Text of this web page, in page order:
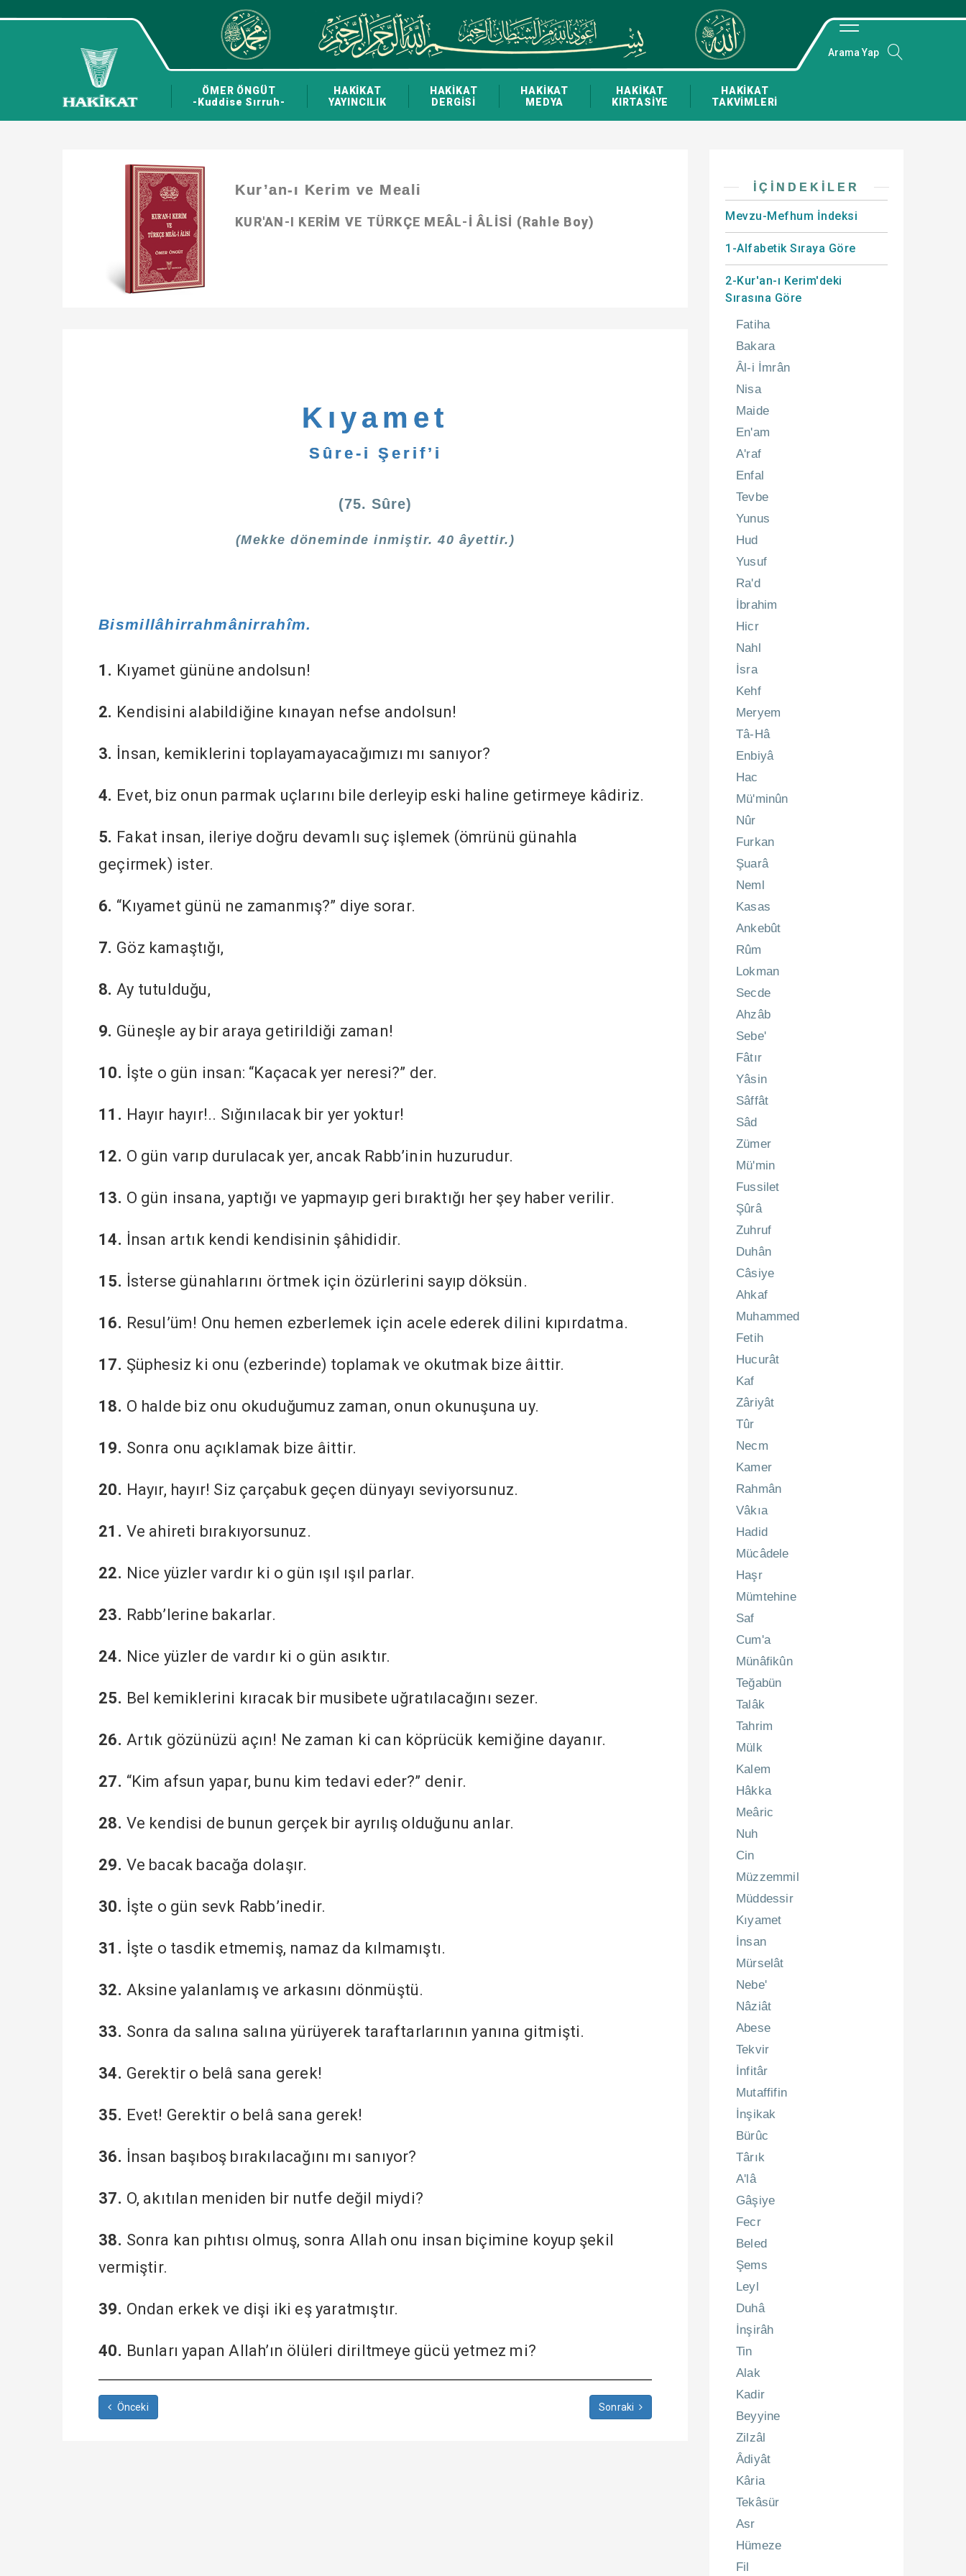
ÖMER ÖNGÜT
-Kuddise Sırruh-
HAKİKAT
YAYINCILIK
HAKİKAT
DERGİSİ
HAKİKAT
MEDYA
HAKİKAT
KIRTASİYE
HAKİKAT
TAKVİMLERİ
Arama Yap
Kur’an-ı Kerim ve Meali
KUR'AN-I KERİM VE TÜRKÇE MEÂL-İ ÂLİSİ (Rahle Boy)
Kıyamet
Sûre-i Şerif’i
(75. Sûre)
(Mekke döneminde inmiştir. 40 âyettir.)
Bismillâhirrahmânirrahîm.
1. Kıyamet gününe andolsun!
2. Kendisini alabildiğine kınayan nefse andolsun!
3. İnsan, kemiklerini toplayamayacağımızı mı sanıyor?
4. Evet, biz onun parmak uçlarını bile derleyip eski haline getirmeye kâdiriz.
5. Fakat insan, ileriye doğru devamlı suç işlemek (ömrünü günahla
geçirmek) ister.
6. “Kıyamet günü ne zamanmış?” diye sorar.
7. Göz kamaştığı,
8.Ay tutulduğu,
9. Güneşle ay bir araya getirildiği zaman!
10. İşte o gün insan: “Kaçacak yer neresi?” der.
11. Hayır hayır!.. Sığınılacak bir yer yoktur!
12. O gün varıp durulacak yer, ancak Rabb’inin huzurudur.
13. O gün insana, yaptığı ve yapmayıp geri bıraktığı her şey haber verilir.
14. İnsan artık kendi kendisinin şâhididir.
15. İsterse günahlarını örtmek için özürlerini sayıp döksün.
16. Resul’üm! Onu hemen ezberlemek için acele ederek dilini kıpırdatma.
17. Şüphesiz ki onu (ezberinde) toplamak ve okutmak bize âittir.
18. O halde biz onu okuduğumuz zaman, onun okunuşuna uy.
19. Sonra onu açıklamak bize âittir.
20. Hayır, hayır! Siz çarçabuk geçen dünyayı seviyorsunuz.
21. Ve ahireti bırakıyorsunuz.
22. Nice yüzler vardır ki o gün ışıl ışıl parlar.
23. Rabb’lerine bakarlar.
24. Nice yüzler de vardır ki o gün asıktır.
25. Bel kemiklerini kıracak bir musibete uğratılacağını sezer.
26. Artık gözünüzü açın! Ne zaman ki can köprücük kemiğine dayanır.
27. “Kim afsun yapar, bunu kim tedavi eder?” denir.
28. Ve kendisi de bunun gerçek bir ayrılış olduğunu anlar.
29. Ve bacak bacağa dolaşır.
30. İşte o gün sevk Rabb’inedir.
31. İşte o tasdik etmemiş, namaz da kılmamıştı.
32. Aksine yalanlamış ve arkasını dönmüştü.
33. Sonra da salına salına yürüyerek taraftarlarının yanına gitmişti.
34. Gerektir o belâ sana gerek!
35. Evet! Gerektir o belâ sana gerek!
36. İnsan başıboş bırakılacağını mı sanıyor?
37. O, akıtılan meniden bir nutfe değil miydi?
38. Sonra kan pıhtısı olmuş, sonra Allah onu insan biçimine koyup şekil
vermiştir.
39. Ondan erkek ve dişi iki eş yaratmıştır.
40. Bunları yapan Allah’ın ölüleri diriltmeye gücü yetmez mi?
Önceki Sonraki
İÇINDEKILER
Mevzu-Mefhum İndeksi
1-Alfabetik Sıraya Göre
2-Kur'an-ı Kerim'deki
Sırasına Göre
Fatiha
Bakara
Âl-i İmrân
Nisa
Maide
En'am
A'raf
Enfal
Tevbe
Yunus
Hud
Yusuf
Ra'd
İbrahim
Hicr
Nahl
İsra
Kehf
Meryem
Tâ-Hâ
Enbiyâ
Hac
Mü'minûn
Nûr
Furkan
Şuarâ
Neml
Kasas
Ankebût
Rûm
Lokman
Secde
Ahzâb
Sebe'
Fâtır
Yâsin
Sâffât
Sâd
Zümer
Mü'min
Fussilet
Şûrâ
Zuhruf
Duhân
Câsiye
Ahkaf
Muhammed
Fetih
Hucurât
Kaf
Zâriyât
Tûr
Necm
Kamer
Rahmân
Vâkıa
Hadid
Mücâdele
Haşr
Mümtehine
Saf
Cum'a
Münâfikûn
Teğabün
Talâk
Tahrim
Mülk
Kalem
Hâkka
Meâric
Nuh
Cin
Müzzemmil
Müddessir
Kıyamet
İnsan
Mürselât
Nebe'
Nâziât
Abese
Tekvir
İnfitâr
Mutaffifin
İnşikak
Bürûc
Târık
A'lâ
Gâşiye
Fecr
Beled
Şems
Leyl
Duhâ
İnşirâh
Tin
Alak
Kadir
Beyyine
Zilzâl
Âdiyât
Kâria
Tekâsür
Asr
Hümeze
Fil